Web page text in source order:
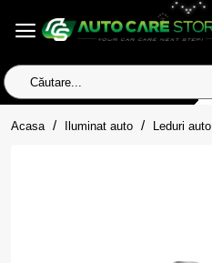
Căutare...
Acasa homeIluminat auto Leduri auto